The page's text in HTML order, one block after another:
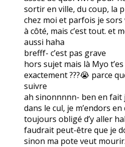
sortir en ville, du coup, la
chez moi et parfois je sors
à côté, mais c’est tout. et
aussi haha
brefff- c’est pas grave
hors sujet mais là Myo
exactement ???😭 parce
suivre
ah sinonnnnn- ben en fait
dans le cul, je m’endors
toujours obligé d’y aller
faudrait peut-être que je
sinon ma pote veut